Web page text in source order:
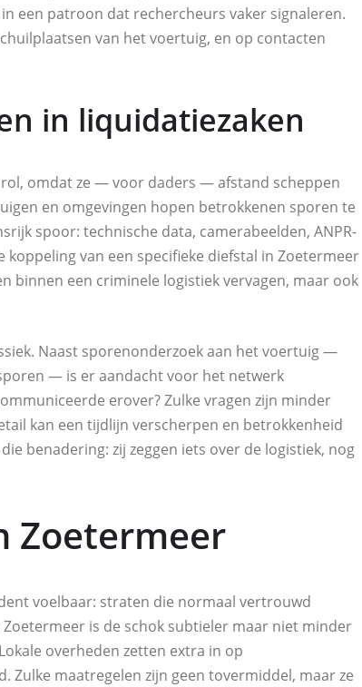
een patroon dat rechercheurs vaker signaleren.
van het voertuig, en op contacten
in liquidatiezaken
rol, omdat ze — voor daders — afstand scheppen
en omgevingen hopen betrokkenen sporen te
spoor: technische data, camerabeelden, ANPR-
van een specifieke diefstal in Zoetermeer
binnen een criminele logistiek vervagen, maar ook
Naast sporenonderzoek aan het voertuig —
— is er aandacht voor het netwerk
erover? Zulke vragen zijn minder
kan een tijdlijn verscherpen en betrokkenheid
benadering: zij zeggen iets over de logistiek, nog
Zoetermeer
voelbaar: straten die normaal vertrouwd
is de schok subtieler maar niet minder
overheden zetten extra in op
maatregelen zijn geen tovermiddel, maar ze